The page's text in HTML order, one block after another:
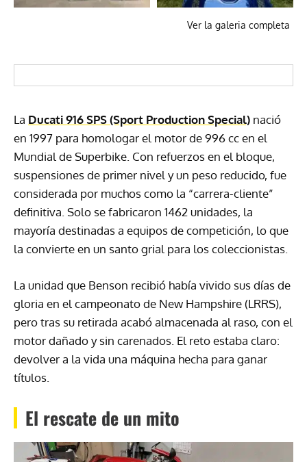
Ver la galeria completa
La Ducati 916 SPS (Sport Production Special) nació
en 1997 para homologar el motor de 996 cc en el
Mundial de Superbike. Con refuerzos en el bloque,
suspensiones de primer nivel y un peso reducido, fue
considerada por muchos como la “carrera-cliente”
definitiva. Solo se fabricaron 1462 unidades, la
mayoría destinadas a equipos de competición, lo que
la convierte en un santo grial para los coleccionistas.
La unidad que Benson recibió había vivido sus días de
gloria en el campeonato de New Hampshire (LRRS),
pero tras su retirada acabó almacenada al raso, con el
motor dañado y sin carenados. El reto estaba claro:
devolver a la vida una máquina hecha para ganar
títulos.
El rescate de un mito